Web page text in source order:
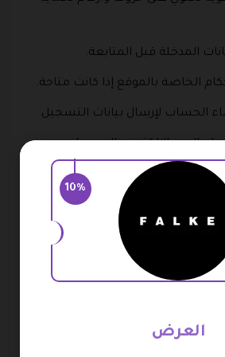
المدخلة قبل المتابعة.
الخاصة بالموقع إذا كانت متاحة.
الحساب لإرسال بيانات التسجيل.
البريد الإلكتروني المسجل.
وتحقق من رسالة التفعيل.
داخل الرسالة لتأكيد الحساب.
الدخول باستخدام بياناتك.
الخاص بك لتسهيل عمليات
10%
العرض